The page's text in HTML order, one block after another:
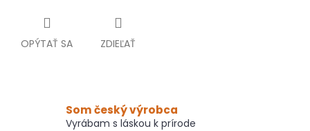
OPÝTAŤ SA ZDIEĽAŤ
Som český výrobca
Vyrábam s láskou k prírode